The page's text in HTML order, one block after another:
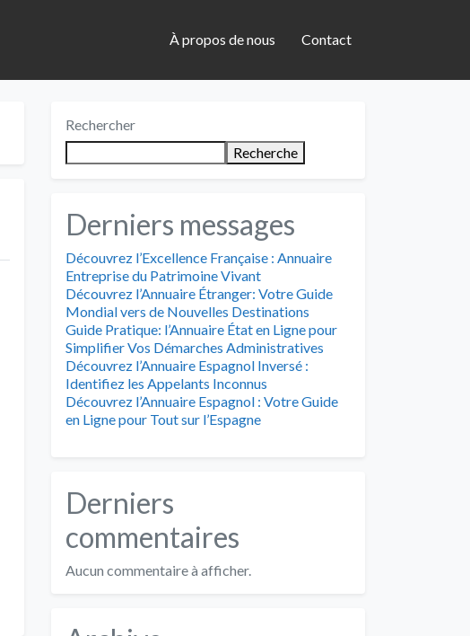
À propos de nous Contact
Rechercher
Recherche
Derniers messages
Découvrez l’Excellence Française : Annuaire
Entreprise du Patrimoine Vivant
Découvrez l’Annuaire Étranger: Votre Guide
Mondial vers de Nouvelles Destinations
Guide Pratique: l’Annuaire État en Ligne pour
Simplifier Vos Démarches Administratives
Découvrez l’Annuaire Espagnol Inversé :
Identifiez les Appelants Inconnus
Découvrez l’Annuaire Espagnol : Votre Guide
en Ligne pour Tout sur l’Espagne
Derniers
commentaires
Aucun commentaire à afficher.